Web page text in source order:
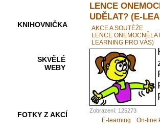
KNIHOVNIČKA
SKVĚLÉ
WEBY
FOTKY Z AKCÍ
LENCE
UDĚLAT? (E-
AKCE A SOUTĚŽE
LENCE ONEMOCNĚLA
LEARNING PRO VÁS)
Zobrazení: 125273
E-learning On-line